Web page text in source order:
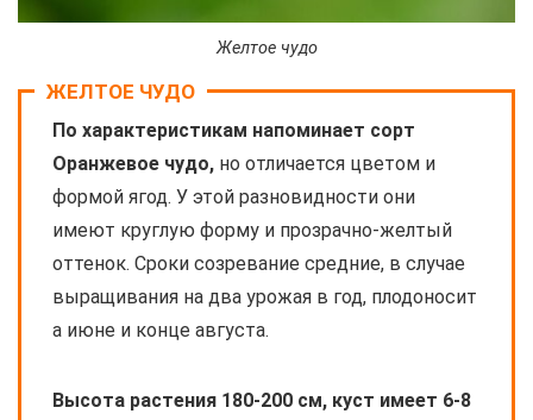
Желтое чудо
ЖЕЛТОЕ ЧУДО
По характеристикам напоминает сорт
Оранжевое чудо, но отличается цветом и
формой ягод. У этой разновидности они
имеют круглую форму и прозрачно-желтый
оттенок. Сроки созревание средние, в случае
выращивания на два урожая в год, плодоносит
а июне и конце августа.
Высота растения 180-200 см, куст имеет 6-8